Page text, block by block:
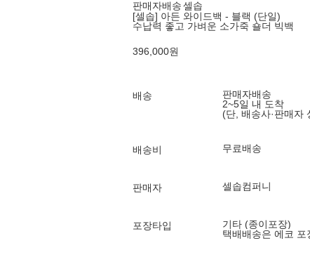
판매자배송셀솝
[셀솝] 아든 와이드백 - 블랙 (단일)
수납력 좋고 가벼운 소가죽 숄더 빅백
396,000원
배송
판매자배송
2~5일 내 도착
(단, 배송사·판매자
배송비 무료배송
판매자 셀솝컴퍼니
포장타입
기타 (종이포장)
택배배송은 에코 포